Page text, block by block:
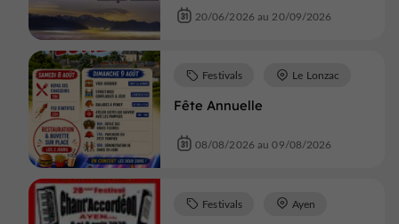
20/06/2026 au 20/09/2026
Fête Annuelle
Festivals Le Lonzac
08/08/2026 au 09/08/2026
Festivals Ayen